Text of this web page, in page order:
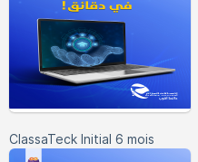
ClassaTeck Initial 6 mois